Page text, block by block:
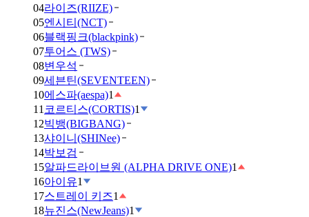
04라이즈(RIIZE)
05엔시티(NCT)
06블랙핑크(blackpink)
07투어스 (TWS)
08변우석
09세븐틴(SEVENTEEN)
10에스파(aespa)1
11 코르티스(CORTIS)1
12빅뱅(BIGBANG)
13샤이니(SHINee)
14박보검
15알파드라이브원 (ALPHA DRIVE ONE)1
16아이유1
17스트레이 키즈1
18뉴진스(NewJeans)1